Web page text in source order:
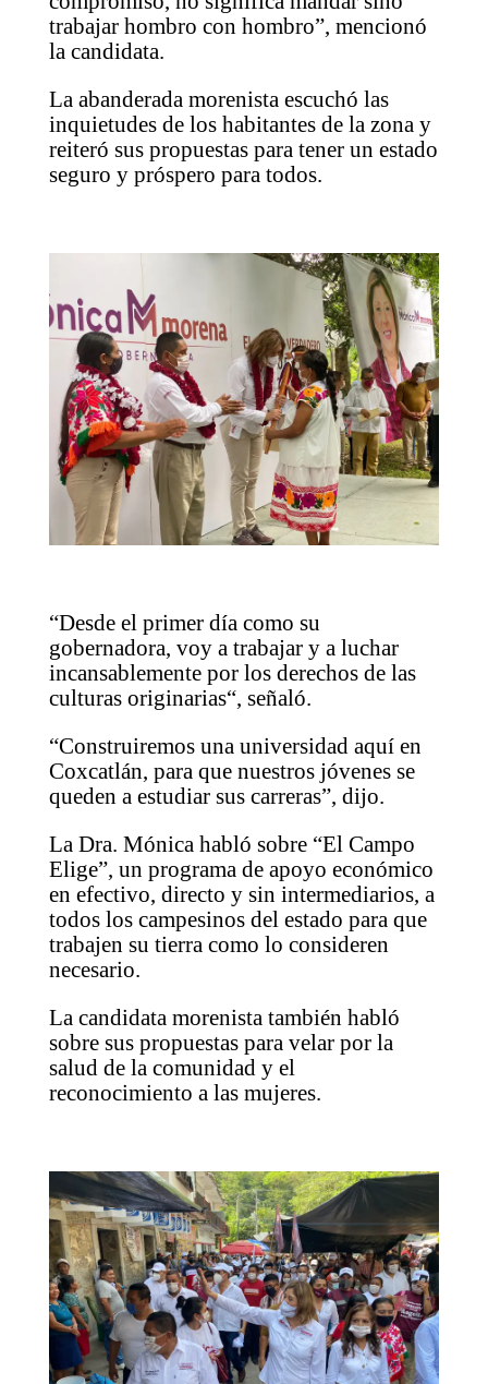
trabajar hombro con hombro”, mencionó
la candidata.
La abanderada morenista escuchó las
inquietudes de los habitantes de la zona y
reiteró sus propuestas para tener un estado
seguro y próspero para todos.
“Desde el primer día como su
gobernadora, voy a trabajar y a luchar
incansablemente por los derechos de las
culturas originarias“, señaló.
“Construiremos una universidad aquí en
Coxcatlán, para que nuestros jóvenes se
queden a estudiar sus carreras”, dijo.
La Dra. Mónica habló sobre “El Campo
Elige”, un programa de apoyo económico
en efectivo, directo y sin intermediarios, a
todos los campesinos del estado para que
trabajen su tierra como lo consideren
necesario.
La candidata morenista también habló
sobre sus propuestas para velar por la
salud de la comunidad y el
reconocimiento a las mujeres.